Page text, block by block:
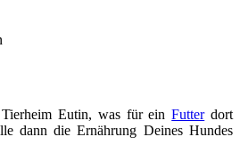
Eutin, was für einFutterdort
dann die Ernährung Deines Hundes